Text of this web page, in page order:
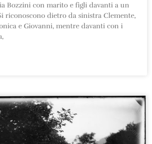
Bozzini con marito e figli davanti a un
riconoscono dietro da sinistra Clemente,
e Giovanni, mentre davanti con i